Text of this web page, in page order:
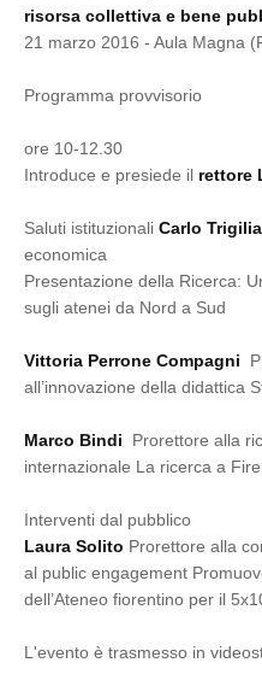
risorsa collettiva e bene
21 marzo 2016 - Aula Magna
Programma provvisorio
ore 10-12.30
Introduce e presiede il rettore
Saluti istituzionali Carlo Trigilia
economica
Presentazione della Ricerca:
sugli atenei da Nord a Sud
Vittoria Perrone Compagni
all’innovazione della didattica
Marco Bindi Prorettore alla
internazionale La ricerca a
Interventi dal pubblico
Laura Solito Prorettore alla
al public engagement
dell’Ateneo fiorentino per il
L'evento è trasmesso in